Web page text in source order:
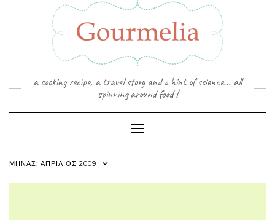
a cooking recipe, a travel story and a hint of science... all
spinning around food !
Toggle Navigation
ΜΉΝΑΣ: ΑΠΡΊΛΙΟΣ 2009